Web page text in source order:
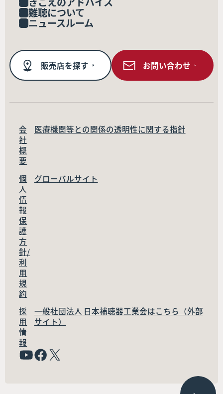
難聴について
ニュースルーム
販売店を探す お問い合わせ
会
社
概
要
医療機関等との関係の透明性に関する指針
個
人
情
報
保
護
方
針/
利
用
規
約
グローバルサイト
採
用
情
報
一般社団法人 日本補聴器工業会はこちら（外部
サイト）